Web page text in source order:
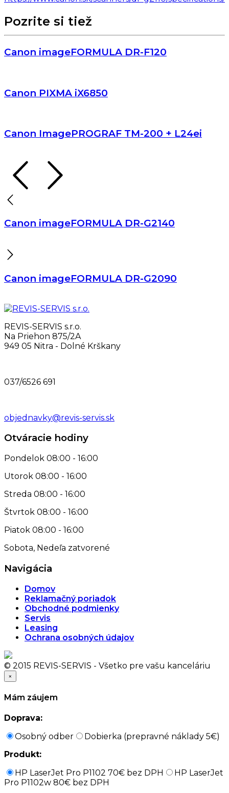
Pozrite si tiež
Canon imageFORMULA DR-F120
Canon PIXMA iX6850
Canon ImagePROGRAF TM-200 + L24ei
Canon imageFORMULA DR-G2140
Canon imageFORMULA DR-G2090
REVIS-SERVIS s.r.o.
Na Priehon 875/2A
949 05 Nitra - Dolné Krškany
037/6526 691
objednavky@revis-servis.sk
Otváracie hodiny
Pondelok 08:00 - 16:00
Utorok 08:00 - 16:00
Streda 08:00 - 16:00
Štvrtok 08:00 - 16:00
Piatok 08:00 - 16:00
Sobota, Nedeľa zatvorené
Navigácia
Domov
Reklamačný poriadok
Obchodné podmienky
Servis
Leasing
Ochrana osobných údajov
© 2015 REVIS-SERVIS - Všetko pre vašu kanceláriu
×
Mám záujem
Doprava:
Osobný odber
Dobierka (prepravné náklady 5€)
Produkt:
HP LaserJet Pro P1102 70€ bez DPH
HP LaserJet
Pro P1102w 80€ bez DPH